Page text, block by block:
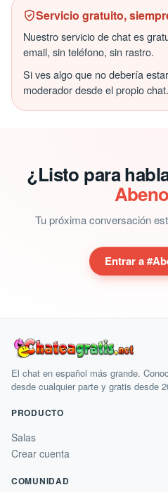
Servicio gratuito,
Nuestro servicio de chat es
email, sin teléfono, sin rastro.
Si ves algo que no debería
moderador desde el propio chat.
¿Listo para
Tu próxima conversación
Entrar a
El chat en español más grande.
desde cualquier parte y gratis desde
PRODUCTO
Salas
Crear cuenta
COMUNIDAD